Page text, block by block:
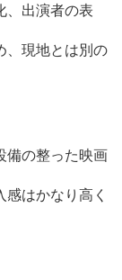
、出演者の表
、現地とは別の
備の整った映画
はかなり高く